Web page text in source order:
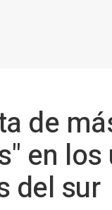
de
en
del sur